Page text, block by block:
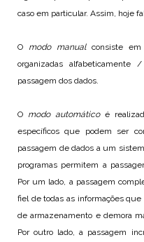
caso em particular. Assim, hoje
O modo manualconsiste em
organizadas
passagem dos dados.
O modo automáticoé
específicos que podem ser
passagem de dados a um
programas permitem a
Por um lado, a passagem
fiel de todas as informações
de armazenamento e demora
Por outro lado, a passagem